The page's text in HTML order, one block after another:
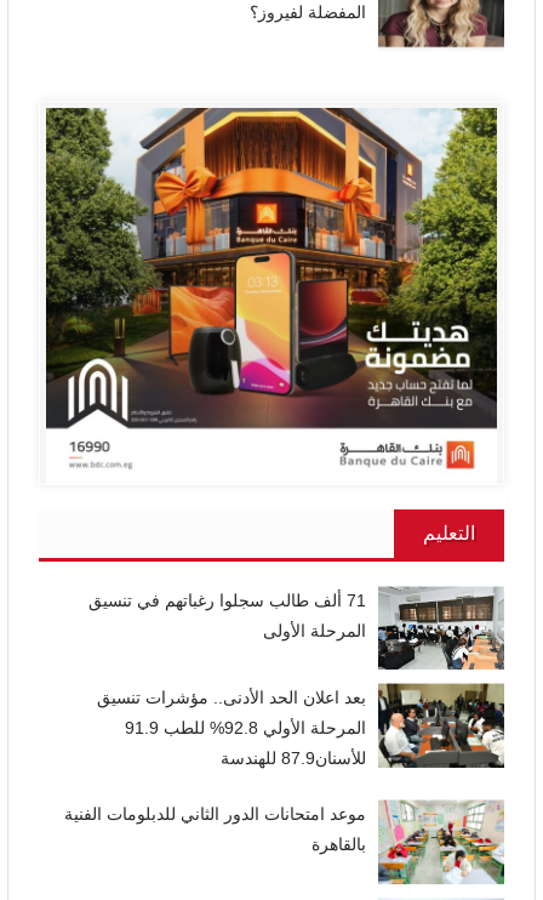
المفضلة لفيروز؟
التعليم
71 ألف طالب سجلوا رغباتهم في تنسيق
المرحلة الأولى
بعد اعلان الحد الأدنى.. مؤشرات تنسيق
المرحلة الأولي 92.8% للطب 91.9
للأسنان87.9 للهندسة
موعد امتحانات الدور الثاني للدبلومات الفنية
بالقاهرة